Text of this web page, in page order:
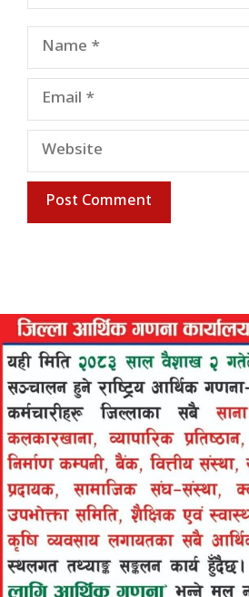
Name
Email
Website